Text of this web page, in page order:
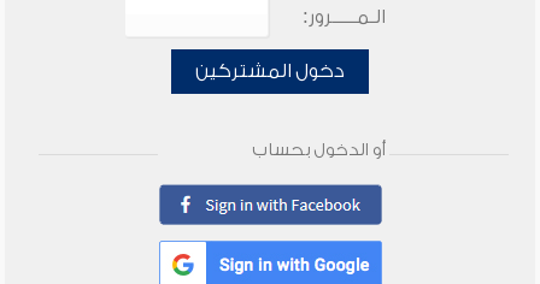
الـمـــــرور:
دخول المشتركين
أو الدخول بحساب